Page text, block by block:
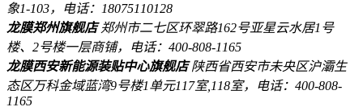
象1-103，电话：18075110128
龙膜郑州旗舰店郑州市二七区环翠路162号亚星云水居1号
楼、2号楼一层商铺，电话：400-808-1165
龙膜西安新能源装贴中心旗舰店陕西省西安市未央区沪灞生
态区万科金域蓝湾9号楼1单元117室,118室，电话：400-808-
1165